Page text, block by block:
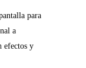
para
a
efectos y